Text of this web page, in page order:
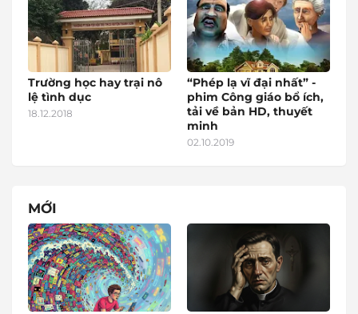
Trường học hay trại nô
lệ tình dục
18.12.2018
“Phép lạ vĩ đại nhất” -
phim Công giáo bổ ích,
tải về bản HD, thuyết
minh
02.10.2019
MỚI